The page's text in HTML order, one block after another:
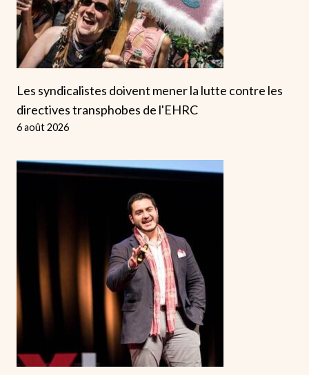
Les syndicalistes doivent mener la lutte contre les
directives transphobes de l'EHRC
6 août 2026